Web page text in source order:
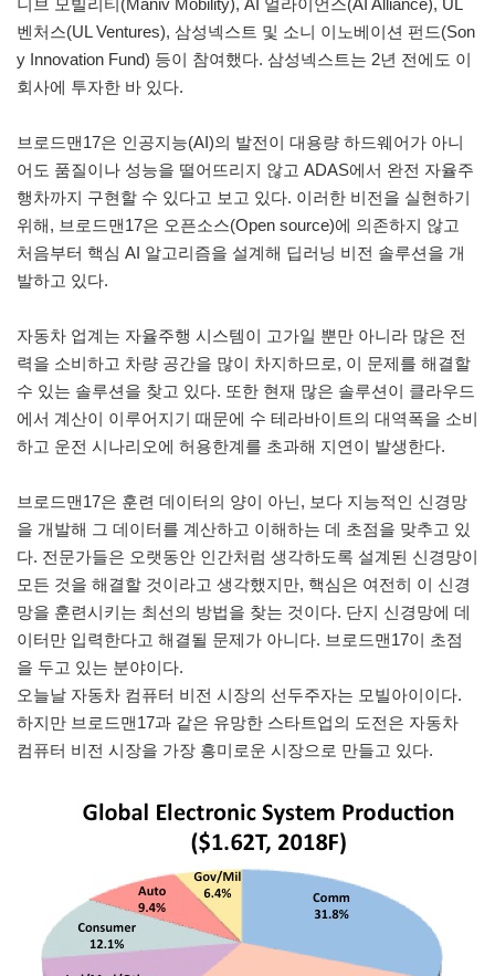
니브 모빌리티(Maniv Mobility), AI 얼라이언스(AI Alliance), UL
벤처스(UL Ventures), 삼성넥스트 및 소니 이노베이션 펀드(Son
y Innovation Fund) 등이 참여했다. 삼성넥스트는 2년 전에도 이
회사에 투자한 바 있다.
브로드맨17은 인공지능(AI)의 발전이 대용량 하드웨어가 아니
어도 품질이나 성능을 떨어뜨리지 않고 ADAS에서 완전 자율주
행차까지 구현할 수 있다고 보고 있다. 이러한 비전을 실현하기
위해, 브로드맨17은 오픈소스(Open source)에 의존하지 않고
처음부터 핵심 AI 알고리즘을 설계해 딥러닝 비전 솔루션을 개
발하고 있다.
자동차 업계는 자율주행 시스템이 고가일 뿐만 아니라 많은 전
력을 소비하고 차량 공간을 많이 차지하므로, 이 문제를 해결할
수 있는 솔루션을 찾고 있다. 또한 현재 많은 솔루션이 클라우드
에서 계산이 이루어지기 때문에 수 테라바이트의 대역폭을 소비
하고 운전 시나리오에 허용한계를 초과해 지연이 발생한다.
브로드맨17은 훈련 데이터의 양이 아닌, 보다 지능적인 신경망
을 개발해 그 데이터를 계산하고 이해하는 데 초점을 맞추고 있
다. 전문가들은 오랫동안 인간처럼 생각하도록 설계된 신경망이
모든 것을 해결할 것이라고 생각했지만, 핵심은 여전히 이 신경
망을 훈련시키는 최선의 방법을 찾는 것이다. 단지 신경망에 데
이터만 입력한다고 해결될 문제가 아니다. 브로드맨17이 초점
을 두고 있는 분야이다.
오늘날 자동차 컴퓨터 비전 시장의 선두주자는 모빌아이이다.
하지만 브로드맨17과 같은 유망한 스타트업의 도전은 자동차
컴퓨터 비전 시장을 가장 흥미로운 시장으로 만들고 있다.